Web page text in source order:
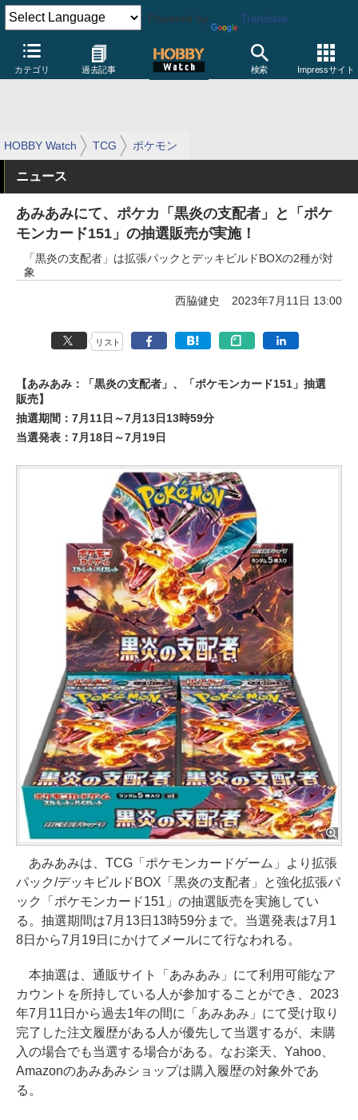
Powered by Translate
カテゴリ 過去記事 検索 Impressサイト
HOBBY Watch TCG ポケモン
ニュース
あみあみにて、ポケカ「黒炎の支配者」と「ポケ
モンカード151」の抽選販売が実施！
「黒炎の支配者」は拡張パックとデッキビルドBOXの2種が対
象
西脇健史 2023年7月11日 13:00
リスト
【あみあみ：「黒炎の支配者」、「ポケモンカード151」抽選
販売】
抽選期間：7月11日～7月13日13時59分
当選発表：7月18日～7月19日
あみあみは、TCG「ポケモンカードゲーム」より拡張
パック/デッキビルドBOX「黒炎の支配者」と強化拡張パ
ック「ポケモンカード151」の抽選販売を実施してい
る。抽選期間は7月13日13時59分まで。当選発表は7月1
8日から7月19日にかけてメールにて行なわれる。
本抽選は、通販サイト「あみあみ」にて利用可能なア
カウントを所持している人が参加することができ、2023
年7月11日から過去1年の間に「あみあみ」にて受け取り
完了した注文履歴がある人が優先して当選するが、未購
入の場合でも当選する場合がある。なお楽天、Yahoo、
Amazonのあみあみショップは購入履歴の対象外であ
る。